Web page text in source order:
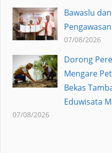
Bawaslu
07/08/2026
Dorong
Mengare
Bekas
Eduwisata
07/08/2026